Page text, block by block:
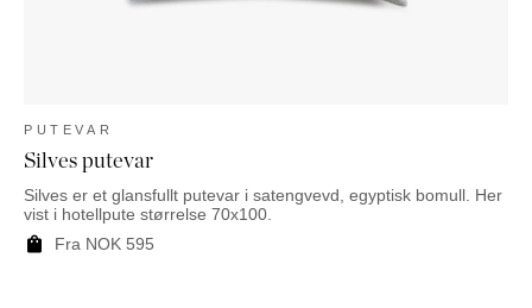
PUTEVAR
Silves putevar
Silves er et glansfullt putevar i satengvevd, egyptisk bomull. Her
vist i hotellpute størrelse 70x100.
Fra NOK 595